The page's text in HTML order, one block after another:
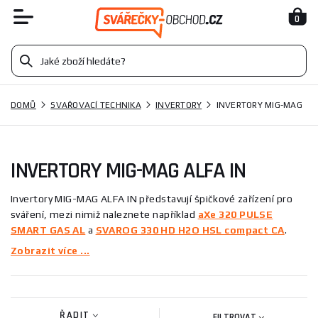
0
DOMŮ SVAŘOVACÍ TECHNIKA INVERTORY INVERTORY MIG-MAG
INVERTORY MIG-MAG ALFA IN
Invertory MIG-MAG ALFA IN představují špičkové zařízení pro
sváření, mezi nimiž naleznete například aXe 320 PULSE
SMART GAS AL a SVAROG 330 HD H2O HSL compact CA.
Vyznávají se vysokou kvalitou, spolehlivostí a moderními
sváření. Díky širokému spektru funkcí a snadnému ovládání
Investice do invertoru ALFA IN se vám rozhodně vyplatí.
Zobrazit více ...
ŘADIT